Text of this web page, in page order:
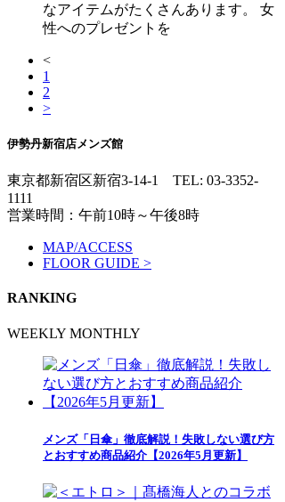
なアイテムがたくさんあります。 女
性へのプレゼントを
<
1
2
>
伊勢丹新宿店メンズ館
東京都新宿区新宿3-14-1 TEL: 03-3352-
1111
営業時間：午前10時～午後8時
MAP/ACCESS
FLOOR GUIDE >
RANKING
WEEKLY MONTHLY
メンズ「日傘」徹底解説！失敗しない選び方
とおすすめ商品紹介【2026年5月更新】